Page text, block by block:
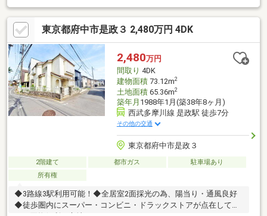
「MIRAIE」設置・全居室2面採光設計・駐車スペース3台分有(車種
制限有)▼設備・シャンプドレッサー付洗面化粧台・浴室は1616サ
イズ、浴室換気乾燥暖房機付▼周辺環境・清水が丘三丁目公園 徒
歩1分(約50m)・ファミリーマート府中清水ケ丘店 徒歩4分(約
300m)■ ご希望の住まい探しをお手伝いします ━━━━━・・・
物件の詳細・ご相談はお気軽にお問い合わせください。
東京都府中市是政３ 2,480万円 4DK
2,480万円
間取り 4DK
建物面積73.12m2
土地面積65.36m2
築年月 1988年1月(築38年8ヶ月)
西武多摩川線 是政駅 徒歩7分
その他の交通
東京都府中市是政３
2階建て 都市ガス
駐車場あり
所有権
◆3路線3駅利用可能！◆全居室2面採光の為、陽当り・通風良好
◆徒歩圏内にスーパー・コンビニ・ドラックストアが点在してお